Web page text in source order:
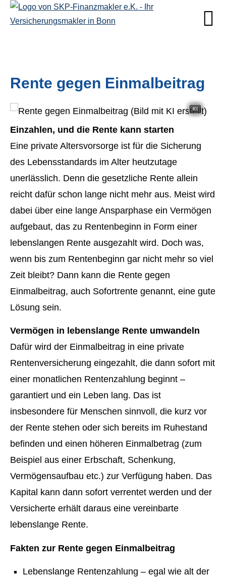
Rente gegen Einmalbeitrag
KI
Einzahlen, und die Rente kann starten
Eine private Alters­vorsorge ist für die Sicherung
des Lebensstandards im Alter heutzutage
unerlässlich. Denn die gesetzliche Rente allein
reicht dafür schon lange nicht mehr aus. Meist wird
dabei über eine lange Ansparphase ein Vermögen
aufgebaut, das zu Rentenbeginn in Form einer
lebenslangen Rente ausgezahlt wird. Doch was,
wenn bis zum Rentenbeginn gar nicht mehr so viel
Zeit bleibt? Dann kann die Rente gegen
Einmalbeitrag, auch Sofortrente genannt, eine gute
Lösung sein.
Vermögen in lebenslange Rente umwandeln
Dafür wird der Einmalbeitrag in eine private
Rentenversicherung eingezahlt, die dann sofort mit
einer monatlichen Rentenzahlung beginnt –
garantiert und ein Leben lang. Das ist
insbesondere für Menschen sinnvoll, die kurz vor
der Rente stehen oder sich bereits im Ruhestand
befinden und einen höheren Einmalbetrag (zum
Beispiel aus einer Erbschaft, Schenkung,
Vermögensaufbau etc.) zur Verfügung haben. Das
Kapital kann dann sofort verrentet werden und der
Versicherte erhält daraus eine vereinbarte
lebenslange Rente.
Fakten zur Rente gegen Einmalbeitrag
Lebenslange Rentenzahlung – egal wie alt der